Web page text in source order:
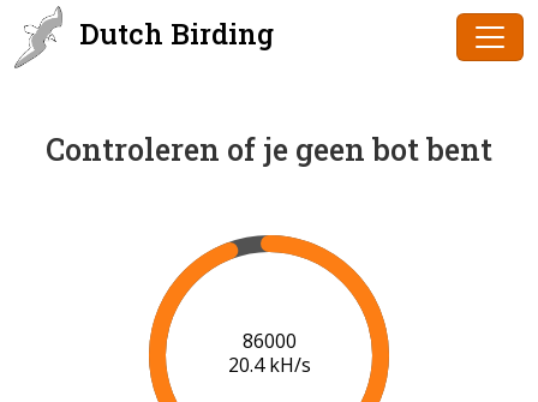
Dutch Birding
Controleren of je geen bot bent
86000
20.4 kH/s